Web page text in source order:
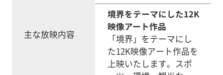
主な放映内容
境界をテーマにした12K
映像アート作品
「境界」をテーマにし
た12K映像アート作品を
上映いたします。スポ